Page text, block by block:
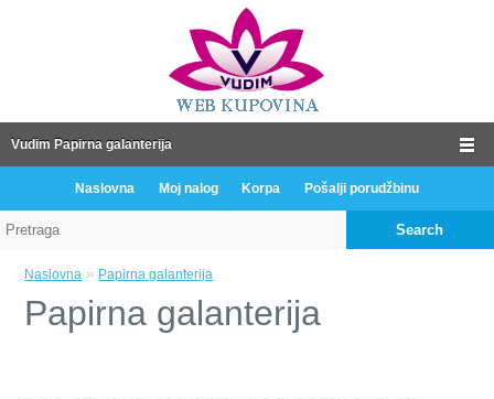
Vudim Papirna galanterija
Naslovna Moj nalog Korpa Pošalji porudžbinu
Search
Naslovna » Papirna galanterija
Papirna galanterija